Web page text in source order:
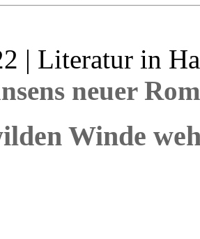
| Literatur in
neuer
Winde